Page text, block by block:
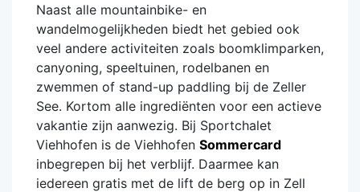
Naast alle mountainbike- en
wandelmogelijkheden biedt het gebied ook
veel andere activiteiten zoals boomklimparken,
canyoning, speeltuinen, rodelbanen en
zwemmen of stand-up paddling bij de Zeller
See. Kortom alle ingrediënten voor een actieve
vakantie zijn aanwezig. Bij Sportchalet
Viehhofen is de Viehhofen Sommercard
inbegrepen bij het verblijf. Daarmee kan
iedereen gratis met de lift de berg op in Zell